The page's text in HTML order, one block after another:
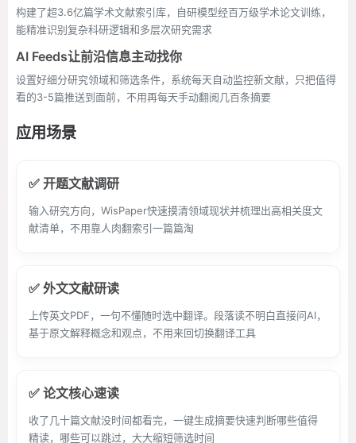
构建了超3.6亿篇学术文献索引库，自研模型经百万级学术论文训练，
能精准识别复杂科研逻辑和多层次研究需求
AI Feeds让前沿信息主动找你
设置好细分研究领域和筛选条件，系统每天自动监控新文献，只把值得
看的3-5篇推送到面前，不用再每天手动翻阅几百条摘要
应用场景
✅ 开题文献调研
输入研究方向，WisPaper快速摸清领域现状并梳理出高相关度文
献清单，不用靠人肉翻索引一篇篇淘
✅ 外文文献研读
上传英文PDF，一句不懂随时选中翻译。段落读不明白直接问AI，
基于原文解释概念和观点，不用来回切换翻译工具
✅ 论文核心速读
收了几十篇文献没时间都看完，一键生成摘要快速判断哪些值得
精读，哪些可以跳过，大大缩短筛选时间